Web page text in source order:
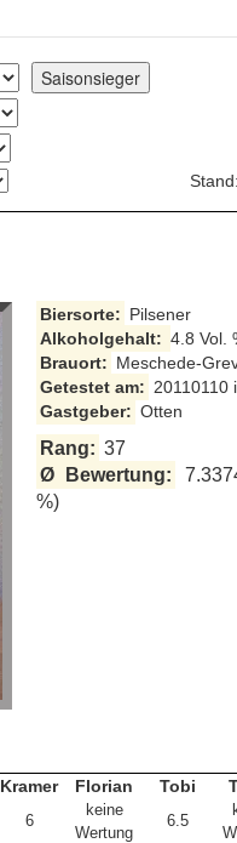
Biersorte: Pilsener
Alkoholgehalt: 4.8 Vol.
Brauort: Meschede-
Getestet am: 20110110
Gastgeber: Otten
Rang: 37
Ø Bewertung:
%)
Kramer Florian Tobi
6
keine
Wertung
6.5